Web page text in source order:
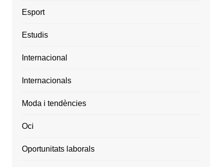
Esport
Estudis
Internacional
Internacionals
Moda i tendències
Oci
Oportunitats laborals